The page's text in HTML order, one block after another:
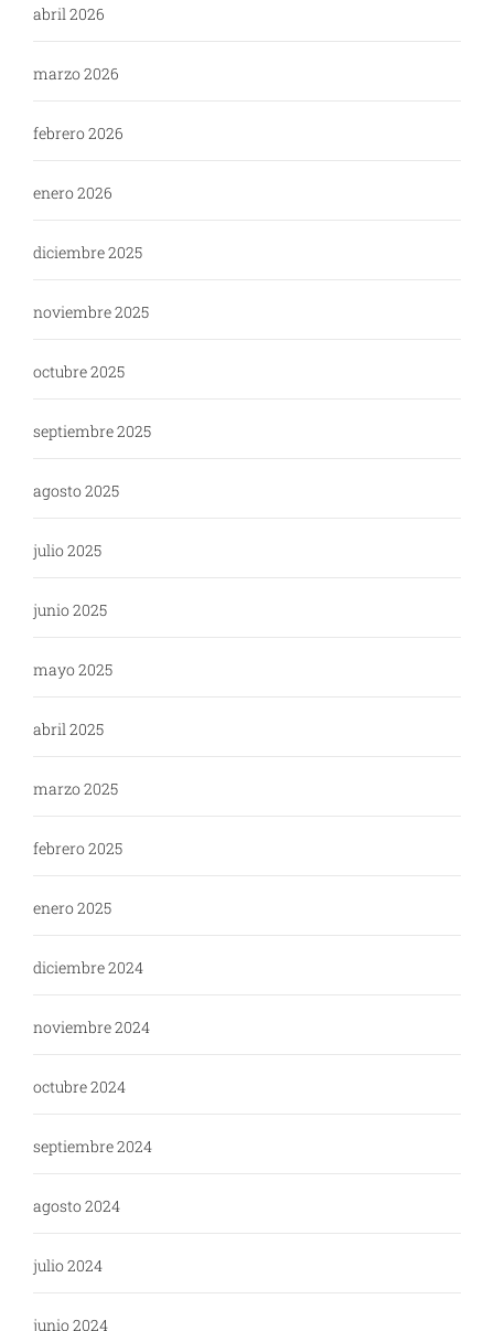
abril 2026
marzo 2026
febrero 2026
enero 2026
diciembre 2025
noviembre 2025
octubre 2025
septiembre 2025
agosto 2025
julio 2025
junio 2025
mayo 2025
abril 2025
marzo 2025
febrero 2025
enero 2025
diciembre 2024
noviembre 2024
octubre 2024
septiembre 2024
agosto 2024
julio 2024
junio 2024